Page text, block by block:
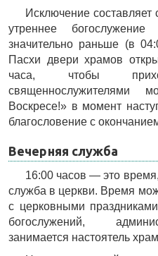
Исключение
утреннее
значительно раньше (в
Пасхи двери храмов
часа, чтобы
священнослужителями
Воскресе!» в момент
благословение с
Вечерняя служба
16:00 часов — это
служба в церкви. Время
с церковными
богослужений,
занимается настоятель